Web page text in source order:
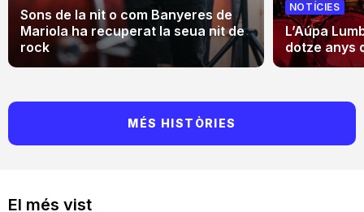
El més vist
Sons de la nit o com Banyeres de
Mariola ha recuperat la seua nit de
rock
NOTÍCIES
L’Aúpa
dotze anys
MÉS HISTÒRIES